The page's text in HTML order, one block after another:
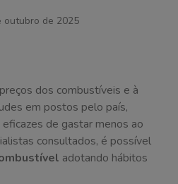
outubro de 2025
dos combustíveis e à
em postos pelo país,
de gastar menos ao
consultados, é possível
adotando hábitos